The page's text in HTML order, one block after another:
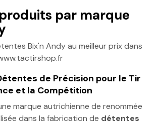
par marque
Bix'n Andy au meilleur prix dans
de Précision pour le Tir
et la Compétition
marque autrichienne de renommée
dans la fabrication de détentes